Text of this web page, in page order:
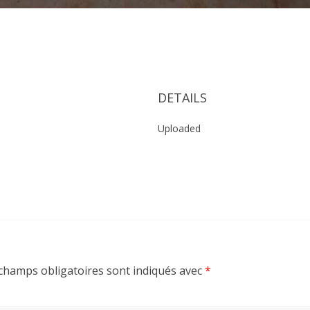
DETAILS
Uploaded
obligatoires sont indiqués avec*